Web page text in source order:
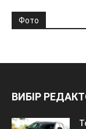
Фото
ВИБІР